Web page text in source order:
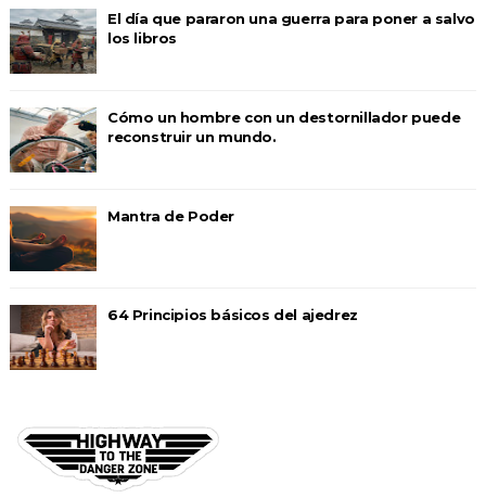
El día que pararon una guerra para poner a salvo
los libros
Cómo un hombre con un destornillador puede
reconstruir un mundo.
Mantra de Poder
64 Principios básicos del ajedrez